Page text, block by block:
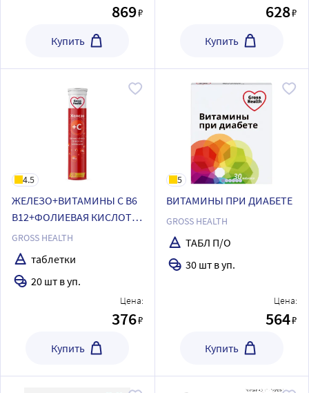
869₽
Купить
628₽
Купить
4.5
ЖЕЛЕЗО+ВИТАМИНЫ С В6
В12+ФОЛИЕВАЯ КИСЛОТА
СО ВКУСОМ АПЕЛЬСИНА
GROSS HEALTH
таблетки
20 шт в уп.
Цена:
376₽
Купить
5
ВИТАМИНЫ ПРИ ДИАБЕТЕ
GROSS HEALTH
ТАБЛ П/О
30 шт в уп.
Цена:
564₽
Купить